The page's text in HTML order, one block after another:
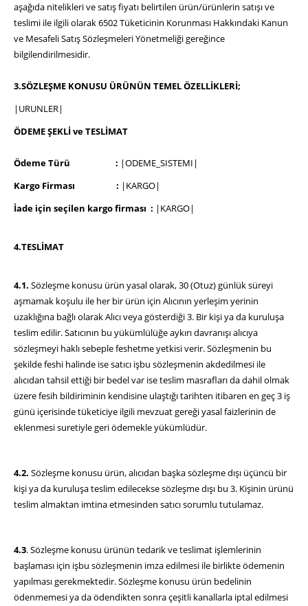
aşağıda nitelikleri ve satış fiyatı belirtilen ürün/ürünlerin satışı ve
teslimi ile ilgili olarak 6502 Tüketicinin Korunması Hakkındaki Kanun
ve Mesafeli Satış Sözleşmeleri Yönetmeliği gereğince
bilgilendirilmesidir.
3.SÖZLEŞME KONUSU ÜRÜNÜN TEMEL ÖZELLİKLERİ;
|URUNLER|
ÖDEME ŞEKLİ ve TESLİMAT
Ödeme Türü : |ODEME_SISTEMI|
Kargo Firması : |KARGO|
İade için seçilen kargo firması : |KARGO|
4.TESLİMAT
4.1. Sözleşme konusu ürün yasal olarak, 30 (Otuz) günlük süreyi
aşmamak koşulu ile her bir ürün için Alıcının yerleşim yerinin
uzaklığına bağlı olarak Alıcı veya gösterdiği 3. Bir kişi ya da kuruluşa
teslim edilir. Satıcının bu yükümlülüğe aykırı davranışı alıcıya
sözleşmeyi haklı sebeple feshetme yetkisi verir. Sözleşmenin bu
şekilde feshi halinde ise satıcı işbu sözleşmenin akdedilmesi ile
alıcıdan tahsil ettiği bir bedel var ise teslim masrafları da dahil olmak
üzere fesih bildiriminin kendisine ulaştığı tarihten itibaren en geç 3 iş
günü içerisinde tüketiciye ilgili mevzuat gereği yasal faizlerinin de
eklenmesi suretiyle geri ödemekle yükümlüdür.
4.2. Sözleşme konusu ürün, alıcıdan başka sözleşme dışı üçüncü bir
kişi ya da kuruluşa teslim edilecekse sözleşme dışı bu 3. Kişinin ürünü
teslim almaktan imtina etmesinden satıcı sorumlu tutulamaz.
4.3. Sözleşme konusu ürünün tedarik ve teslimat işlemlerinin
başlaması için işbu sözleşmenin imza edilmesi ile birlikte ödemenin
yapılması gerekmektedir. Sözleşme konusu ürün bedelinin
ödenmemesi ya da ödendikten sonra çeşitli kanallarla iptal edilmesi